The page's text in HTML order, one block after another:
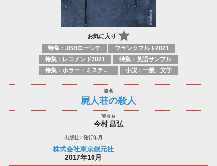
お気に入り
特集：JBBローンチ
フランクフルト2021
特集：レコメンド2021
特集：英語サンプル
特集：ホラー・ミステリー
小説：一般、文学
屍人荘の殺人
今村 昌弘
株式会社東京創元社
2017年10月